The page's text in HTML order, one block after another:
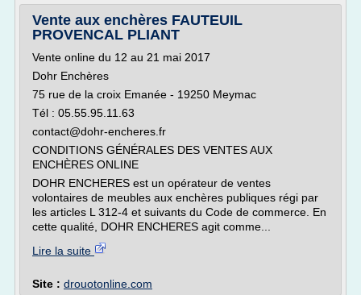
Vente aux enchères FAUTEUIL
PROVENCAL PLIANT
Vente online du 12 au 21 mai 2017
Dohr Enchères
75 rue de la croix Emanée - 19250 Meymac
Tél : 05.55.95.11.63
contact@dohr-encheres.fr
CONDITIONS GÉNÉRALES DES VENTES AUX
ENCHÈRES ONLINE
DOHR ENCHERES est un opérateur de ventes
volontaires de meubles aux enchères publiques régi par
les articles L 312-4 et suivants du Code de commerce. En
cette qualité, DOHR ENCHERES agit comme...
Lire la suite
Site : drouotonline.com